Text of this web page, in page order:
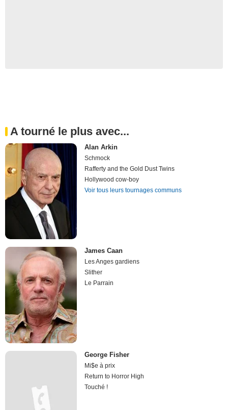
A tourné le plus avec...
Alan Arkin
Schmock
Rafferty and the Gold Dust Twins
Hollywood cow-boy
Voir tous leurs tournages communs
James Caan
Les Anges gardiens
Slither
Le Parrain
George Fisher
Mi$e à prix
Return to Horror High
Touché !